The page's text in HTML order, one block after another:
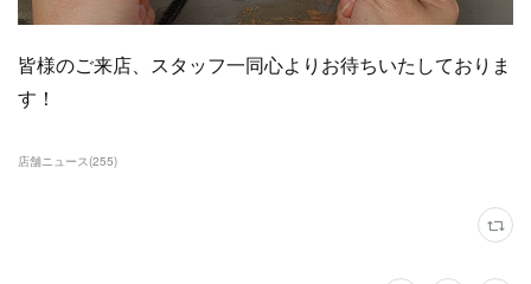
皆様のご来店、スタッフ一同心よりお待ちいたしておりま
す！
店舗ニュース(255)